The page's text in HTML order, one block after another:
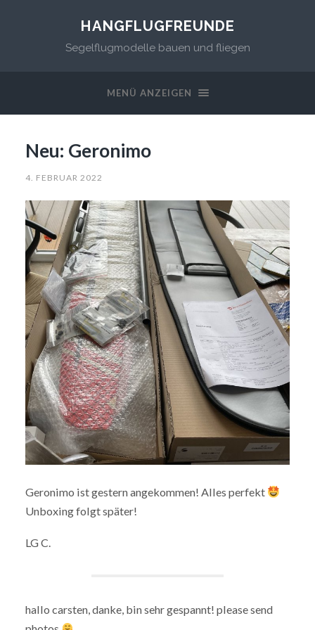
HANGFLUGFREUNDE
Segelflugmodelle bauen und fliegen
MENÜ ANZEIGEN
Neu: Geronimo
4. FEBRUAR 2022
Geronimo ist gestern angekommen! Alles perfekt
Unboxing folgt später!
LG C.
hallo carsten, danke, bin sehr gespannt! please send